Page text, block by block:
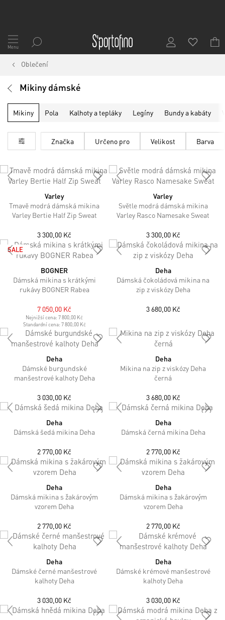
Přejít
na
obsah
Menu
Oblečení
Mikiny dámské
Pola Kalhoty a tepláky Legíny Bundy a kabáty
Mikiny
Značka Určeno pro Velikost Barva
Varley
Tmavě modrá dámská mikina
Varley Bertie Half Zip Sweat
3 300,00 Kč
Varley
Světle modrá dámská mikina
Varley Rasco Namesake Sweat
3 300,00 Kč
SALE
BOGNER
Dámská mikina s krátkými
rukávy BOGNER Rabea
7 050,00 Kč
Nejnižší cena:7 800,00 Kč
Standardní cena: 7 800,00 Kč
Deha
Dámská čokoládová mikina na
zip z viskózy Deha
3 680,00 Kč
Deha
Dámské burgundské
manšestrové kalhoty Deha
3 030,00 Kč
Deha
Mikina na zip z viskózy Deha
černá
3 680,00 Kč
Deha
Dámská šedá mikina Deha
2 770,00 Kč
Deha
Dámská černá mikina Deha
2 770,00 Kč
Deha
Dámská mikina s žakárovým
vzorem Deha
2 770,00 Kč
Deha
Dámská mikina s žakárovým
vzorem Deha
2 770,00 Kč
Deha
Dámské černé manšestrové
kalhoty Deha
3 030,00 Kč
Deha
Dámské krémové manšestrové
kalhoty Deha
3 030,00 Kč